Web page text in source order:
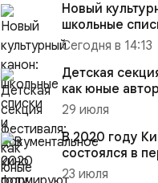
Новый
школьные
формируют
Сегодня в 14:13
Детская
как юные
говорить
29 июля
В 2020 году
состоялся в
23 июля